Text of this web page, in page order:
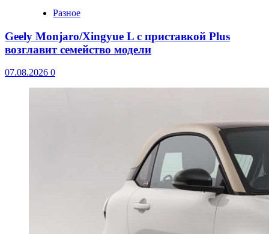
Разное
Geely Monjaro/Xingyue L с приставкой Plus
возглавит семейство модели
07.08.2026 0